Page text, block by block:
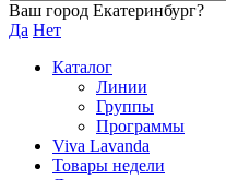
Ваш город Екатеринбург?
Да Нет
Каталог
Линии
Группы
Программы
Viva Lavanda
Товары недели